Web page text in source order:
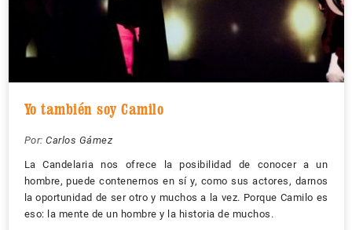
Yo también soy Camilo
Por: Carlos Gámez
La Candelaria nos ofrece la posibilidad de conocer a un
hombre, puede contenernos en sí y, como sus actores, darnos
la oportunidad de ser otro y muchos a la vez. Porque Camilo es
eso: la mente de un hombre y la historia de muchos.